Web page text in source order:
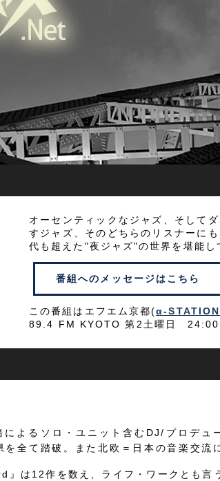
オーセンティックなジャズ、そして
すジャズ、そのどちらのリスナーに
代も超えた"夜ジャズ"の世界を堪能し
番組へのメッセージはこちら
この番組はエフエム京都(α-STATION
89.4 FM KYOTO 第2土曜日
よるソロ・ユニット含むDJ/プロデュ
全て踏破。また北欧＝日本の音楽交流
は12作を数え、ライフ・ワークとも言